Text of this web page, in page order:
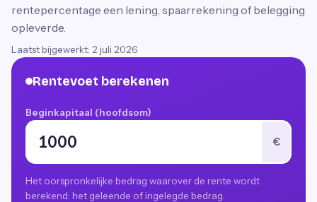
rentepercentage een lening, spaarrekening of belegging
opleverde.
Laatst bijgewerkt: 2 juli 2026
Rentevoet berekenen
Beginkapitaal (hoofdsom)
€
Het oorspronkelijke bedrag waarover de rente wordt
berekend: het geleende of ingelegde bedrag.